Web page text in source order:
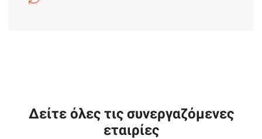
Δείτε όλες τις συνεργαζόμενες
εταιρίες